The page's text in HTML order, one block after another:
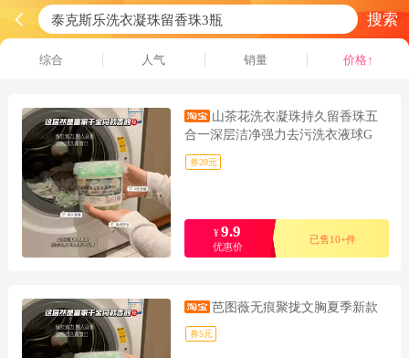
搜索
综合 人气 销量 价格↑
山茶花洗衣凝珠持久留香珠五
合一深层洁净强力去污洗衣液球G
券20元
¥9.9
优惠价
已售10+件
芭图薇无痕聚拢文胸夏季新款
券5元